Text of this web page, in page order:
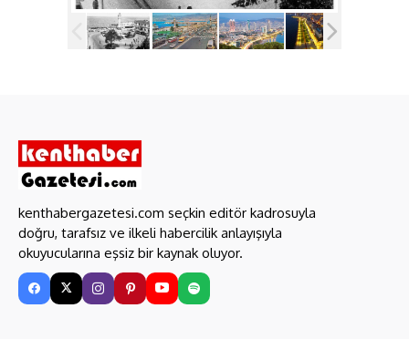
kenthabergazetesi.com seçkin editör kadrosuyla
doğru, tarafsız ve ilkeli habercilik anlayışıyla
okuyucularına eşsiz bir kaynak oluyor.